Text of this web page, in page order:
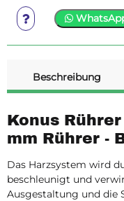
Beschreibung
Konus
mm Rührer -
Das Harzsystem wird
beschleunigt und
Ausgestaltung und die